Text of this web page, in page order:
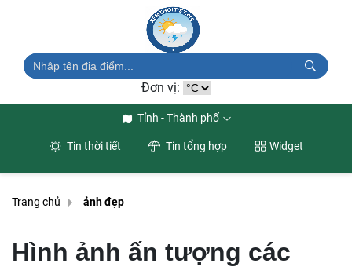
Đơn vị:
Tỉnh - Thành phố
Tin thời tiết Tin tổng hợp Widget
Trang chủ ảnh đẹp
Hình ảnh ấn tượng các